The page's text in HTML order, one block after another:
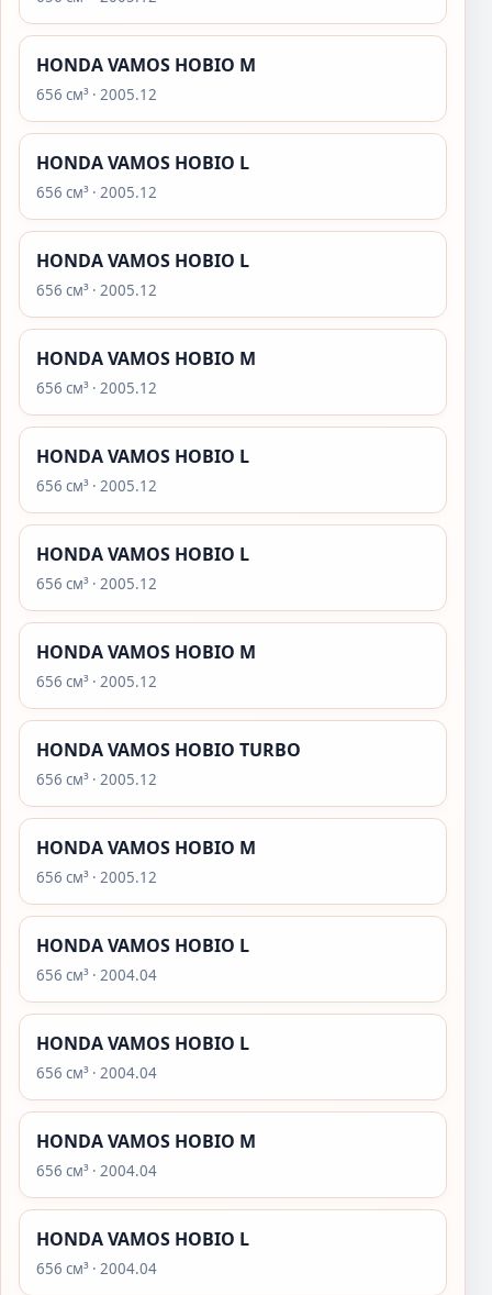
HONDA VAMOS HOBIO M
656 см³ · 2005.12
HONDA VAMOS HOBIO L
656 см³ · 2005.12
HONDA VAMOS HOBIO L
656 см³ · 2005.12
HONDA VAMOS HOBIO M
656 см³ · 2005.12
HONDA VAMOS HOBIO L
656 см³ · 2005.12
HONDA VAMOS HOBIO L
656 см³ · 2005.12
HONDA VAMOS HOBIO M
656 см³ · 2005.12
HONDA VAMOS HOBIO TURBO
656 см³ · 2005.12
HONDA VAMOS HOBIO M
656 см³ · 2005.12
HONDA VAMOS HOBIO L
656 см³ · 2004.04
HONDA VAMOS HOBIO L
656 см³ · 2004.04
HONDA VAMOS HOBIO M
656 см³ · 2004.04
HONDA VAMOS HOBIO L
656 см³ · 2004.04